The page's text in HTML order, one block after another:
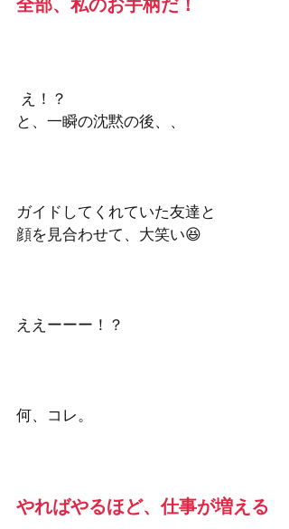
全部、私のお手柄だ！
え！？
と、一瞬の沈黙の後、、
ガイドしてくれていた友達と
顔を見合わせて、大笑い😆
ええーーー！？
何、コレ。
やればやるほど、仕事が増える